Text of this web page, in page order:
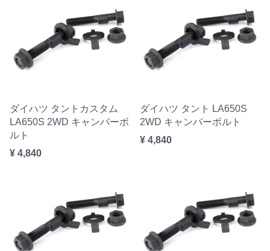
ダイハツ タントカスタム
LA650S 2WD キャンバーボ
ルト
¥ 4,840
ダイハツ タント LA650S
2WD キャンバーボルト
¥ 4,840